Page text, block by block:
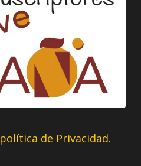
política de Privacidad.